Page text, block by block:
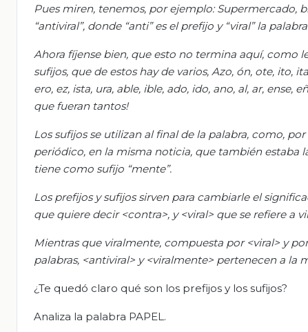
Pues miren, tenemos, por ejemplo:
“antiviral”, donde “anti” es el prefijo y “viral” la
Ahora fíjense bien, que esto no termina aquí, como
sufijos, que de estos hay de varios, Azo, ón, ote, ito,
ero, ez, ista, ura, able, ible, ado, ido, ano, al, ar, ense,
que fueran tantos!
Los sufijos se utilizan al final de la palabra, como,
periódico, en la misma noticia, que también estaba
tiene como sufijo “mente”.
Los prefijos y sufijos sirven para cambiarle el
que quiere decir <contra>, y <viral> que se refiere a
Mientras que viralmente, compuesta por <viral> y
palabras, <antiviral> y <viralmente> pertenecen a la
¿Te quedó claro qué son los prefijos y los sufijos?
Analiza la palabra PAPEL.